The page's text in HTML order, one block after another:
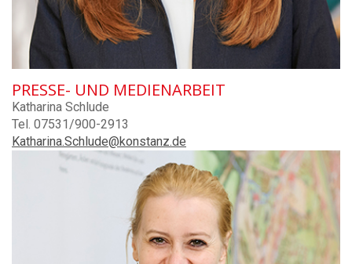
PRESSE- UND MEDIENARBEIT
Katharina Schlude
Tel. 07531/900-2913
Katharina.Schlude@konstanz.de